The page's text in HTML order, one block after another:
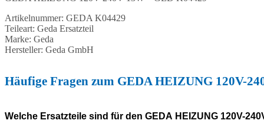
Artikelnummer: GEDA K04429
Teileart: Geda Ersatzteil
Marke: Geda
Hersteller: Geda GmbH
Häufige Fragen zum GEDA HEIZUNG 120V-
Welche Ersatzteile sind für den GEDA HEIZUNG 120V-